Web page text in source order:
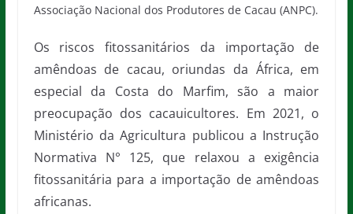
Associação Nacional dos Produtores de Cacau (ANPC).
Os riscos fitossanitários da importação de
amêndoas de cacau, oriundas da África, em
especial da Costa do Marfim, são a maior
preocupação dos cacauicultores. Em 2021, o
Ministério da Agricultura publicou a Instrução
Normativa N° 125, que relaxou a exigência
fitossanitária para a importação de amêndoas
africanas.